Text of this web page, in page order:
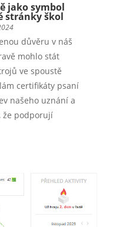
jako symbol
stránky škol
důvěru v náš
mohlo stát
ve spoustě
certifikáty psaní
našeho uznání a
že podporují